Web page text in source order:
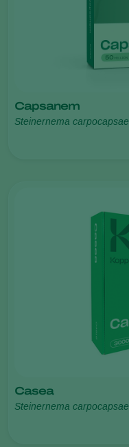
Capsanem
Steinernema carpocapsae
Casea
Steinernema carpocapsae